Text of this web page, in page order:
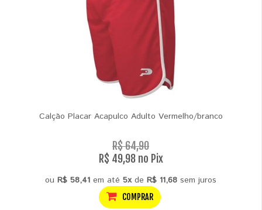
Calção Placar Acapulco Adulto Vermelho/branco
R$ 64,90
R$ 49,98 no Pix
ou R$ 58,41 em até 5xde R$ 11,68 sem juros
COMPRAR